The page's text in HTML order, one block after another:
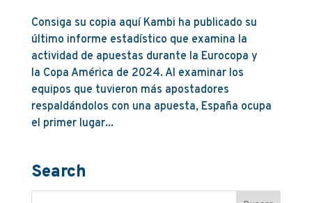
Consiga su copia aquí Kambi ha publicado su
último informe estadístico que examina la
actividad de apuestas durante la Eurocopa y
la Copa América de 2024. Al examinar los
equipos que tuvieron más apostadores
respaldándolos con una apuesta, España ocupa
el primer lugar...
Search